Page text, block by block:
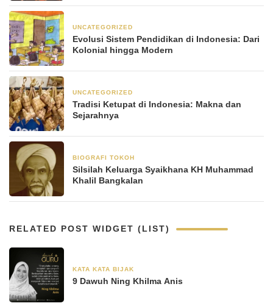
UNCATEGORIZED
Evolusi Sistem Pendidikan di Indonesia: Dari
Kolonial hingga Modern
UNCATEGORIZED
Tradisi Ketupat di Indonesia: Makna dan
Sejarahnya
BIOGRAFI TOKOH
Silsilah Keluarga Syaikhana KH Muhammad
Khalil Bangkalan
RELATED POST WIDGET (LIST)
KATA KATA BIJAK
9 Dawuh Ning Khilma Anis